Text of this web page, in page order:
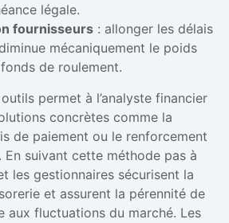
légale.
fournisseurs : allonger les délais
mécaniquement le poids
de roulement.
permet à l’analyste financier
concrètes comme la
de paiement ou le renforcement
suivant cette méthode pas à
les gestionnaires sécurisent la
et assurent la pérennité de
aux fluctuations du marché. Les